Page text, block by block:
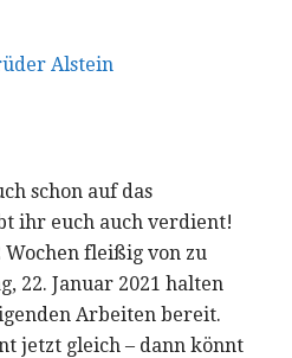
Alstein
schon auf das
ihr euch auch verdient!
fleißig von zu
22. Januar 2021 halten
Arbeiten bereit.
jetzt gleich – dann könnt